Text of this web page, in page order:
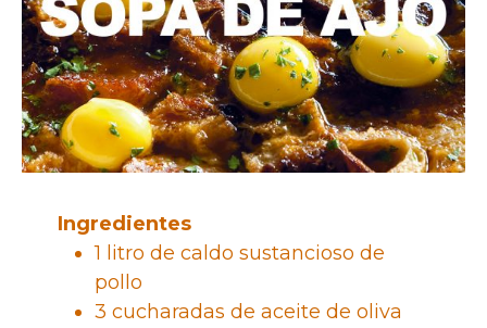
Ingredientes
1 litro de caldo sustancioso de
pollo
3 cucharadas de aceite de oliva